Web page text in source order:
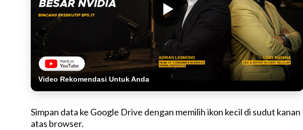
Video Rekomendasi Untuk Anda
Simpan data ke Google Drive dengan memilih ikon kecil di sudut kanan
atas browser.